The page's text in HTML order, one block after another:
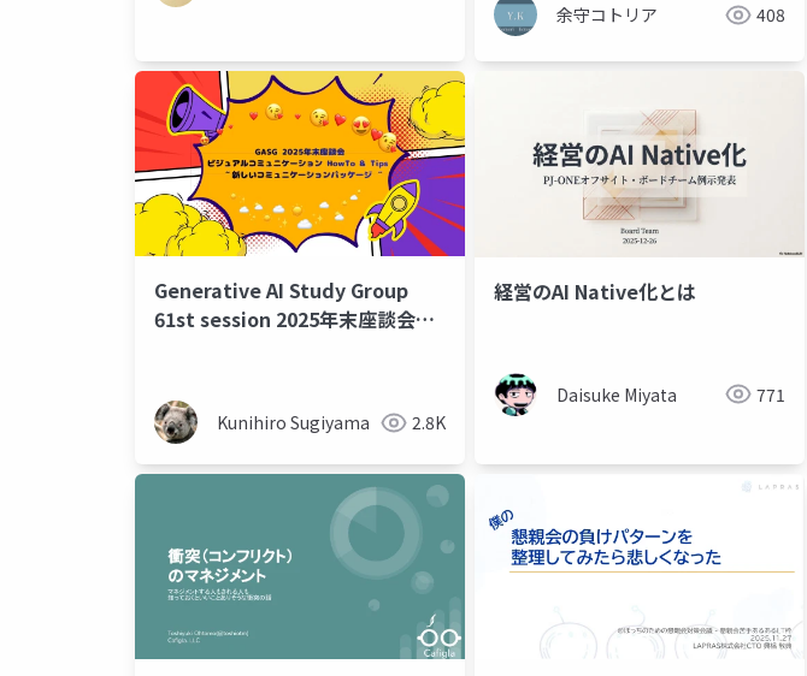
余守コトリア 408
Generative AI Study Group
61st session 2025年末座談会ビ
ケーションパッケージ ~
Kunihiro Sugiyama 2.8K
経営のAI Native化とは
Daisuke Miyata 771